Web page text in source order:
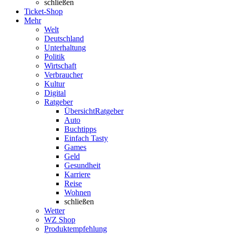
schließen
Ticket-Shop
Mehr
Welt
Deutschland
Unterhaltung
Politik
Wirtschaft
Verbraucher
Kultur
Digital
Ratgeber
ÜbersichtRatgeber
Auto
Buchtipps
Einfach Tasty
Games
Geld
Gesundheit
Karriere
Reise
Wohnen
schließen
Wetter
WZ Shop
Produktempfehlung